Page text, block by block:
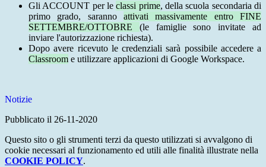
Gli ACCOUNT per leclassi prime, della scuola secondaria di
primo grado, saranno attivati massivamente entro FINE
SETTEMBRE/OTTOBRE (le famiglie sono invitate ad
inviare l'autorizzazione richiesta).
Dopo avere ricevuto le credenziali sarà possibile accedere a
Classroom e utilizzare applicazioni di Google Workspace.
Notizie
Pubblicato il 26-11-2020
Questo sito o gli strumenti terzi da questo utilizzati si avvalgono di
cookie necessari al funzionamento ed utili alle finalità illustrate nella
COOKIE POLICY.